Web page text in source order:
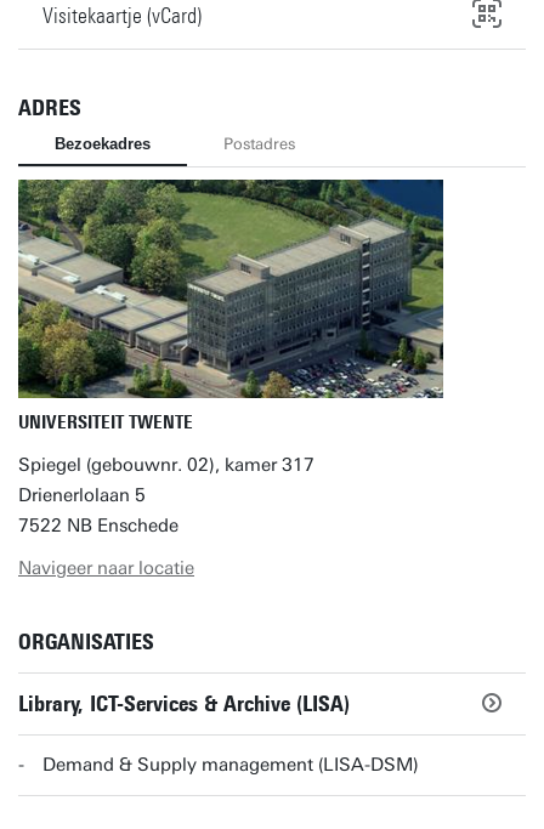
Visitekaartje (vCard)
ADRES
Bezoekadres Postadres
UNIVERSITEIT TWENTE
Spiegel (gebouwnr. 02), kamer 317
Drienerlolaan 5
7522 NB Enschede
Navigeer naar locatie
ORGANISATIES
Library, ICT-Services & Archive (LISA)
Demand & Supply management (LISA-DSM)